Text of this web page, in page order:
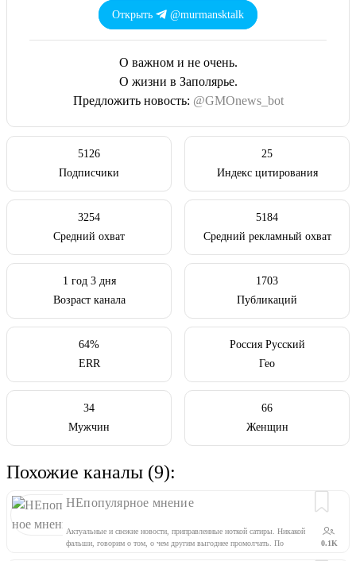
Открыть @murmansktalk
О важном и не очень.
О жизни в Заполярье.
Предложить новость: @GMOnews_bot
5126
Подписчики
25
Индекс цитирования
3254
Средний охват
5184
Средний рекламный охват
1 год 3 дня
Возраст канала
1703
Публикаций
64%
ERR
Россия Русский
Гео
34
Мужчин
66
Женщин
Похожие каналы (9):
НЕпопулярное мнение
Актуальные и свежие новости, приправленные ноткой сатиры. Никакой
фальши, говорим о том, о чем другим выгоднее промолчать. По
0.1K